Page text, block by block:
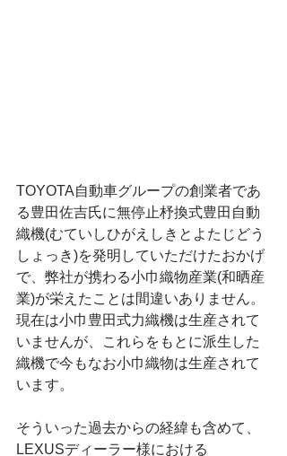
TOYOTA自動車グループの創業者であ
る豊田佐吉氏に無停止杼換式豊田自動
織機(むていしひがえしきとよたじどう
しょっき)を発明していただけたおかげ
で、弊社が携わる小巾織物産業(和晒産
業)が栄えたことは間違いありません。
現在は小巾豊田式力織機は生産されて
いませんが、これらをもとに派生した
織機で今もなお小巾織物は生産されて
います。
そういった過去からの経緯も含めて、
LEXUSディーラー様における